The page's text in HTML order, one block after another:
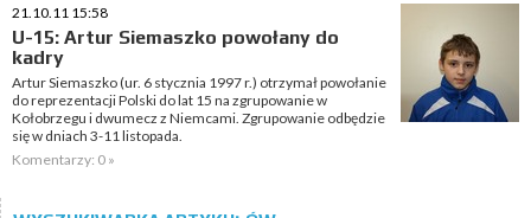
21.10.11 15:58
U-15: Artur Siemaszko powołany do
kadry
Artur Siemaszko (ur. 6 stycznia 1997 r.) otrzymał powołanie
do reprezentacji Polski do lat 15 na zgrupowanie w
Kołobrzegu i dwumecz z Niemcami. Zgrupowanie odbędzie
się w dniach 3-11 listopada.
Komentarzy: 0 »